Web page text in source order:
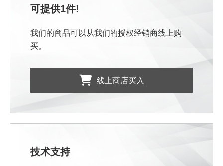
可提供1件!
我们的商品可以从我们的授权经销商线上购
买。
线上商店买入
技术支持